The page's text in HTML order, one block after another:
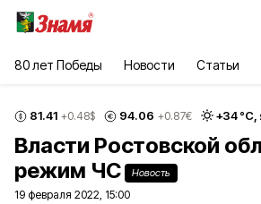
80 лет Победы Новости Статьи
81.41 +0.48$ 94.06 +0.87€ +34°С,
Власти Ростовской
режим ЧС
Новость
19 февраля 2022, 15:00